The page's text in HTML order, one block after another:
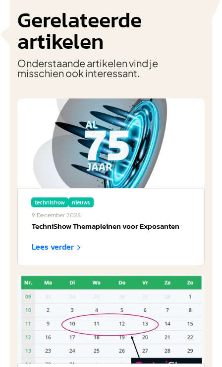
Gerelateerde
artikelen
Onderstaande artikelen vind je
misschien ook interessant.
technishow nieuws
9 December 2025
TechniShow Themapleinen voor Exposanten
Lees verder 